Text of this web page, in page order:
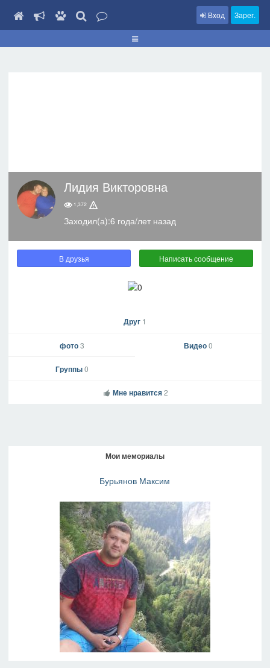
Вход Зарег.
Лидия Викторовна
1,372
Заходил(а):6 года/лет назад
В друзья Написать сообщение
Друг 1
фото3 Видео0
Группы0
Мне нравится 2
Мои мемориалы
Бурьянов Максим